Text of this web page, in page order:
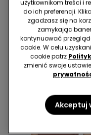
z Recyklingu Havana
74,99 zł
użytkownikom treści i
do ich preferencji.
zgadzasz się na
zamykając
kontynuować
cookie. W celu
cookie patrz
zmienić swoje
Akceptuj